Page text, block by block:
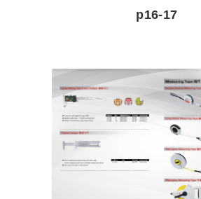
p16-17